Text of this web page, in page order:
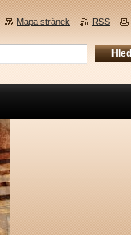
Mapa stránek RSS